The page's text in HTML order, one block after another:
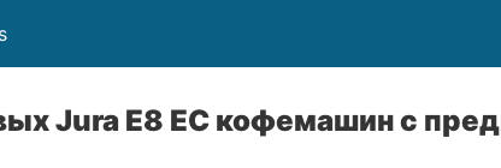
Jura E8 EС кофемашин с